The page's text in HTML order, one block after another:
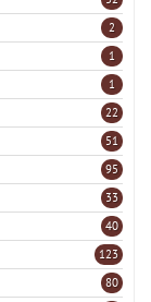
2
1
1
22
51
95
33
40
123
80